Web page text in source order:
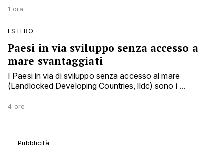
1 ora
ESTERO
Paesi in via sviluppo senza accesso a
mare svantaggiati
I Paesi in via di sviluppo senza accesso al mare
(Landlocked Developing Countries, lldc) sono i ...
4 ore